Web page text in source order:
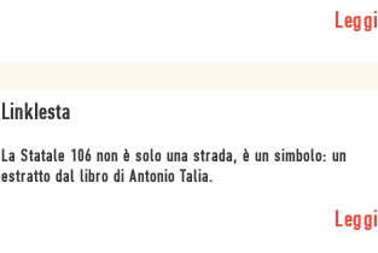
Leggi
LinkIesta
La Statale 106 non è solo una strada, è un simbolo: un
estratto dal libro di Antonio Talia.
Leggi